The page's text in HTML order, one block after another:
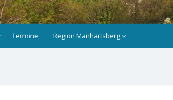
Termine Region Manhartsberg